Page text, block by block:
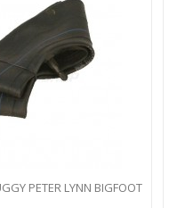
PETER LYNN BIGFOOT